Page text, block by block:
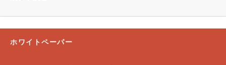
ホワイトペーパー